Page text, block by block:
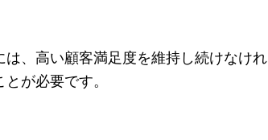
、高い顧客満足度を維持し続けなけれ
が必要です。